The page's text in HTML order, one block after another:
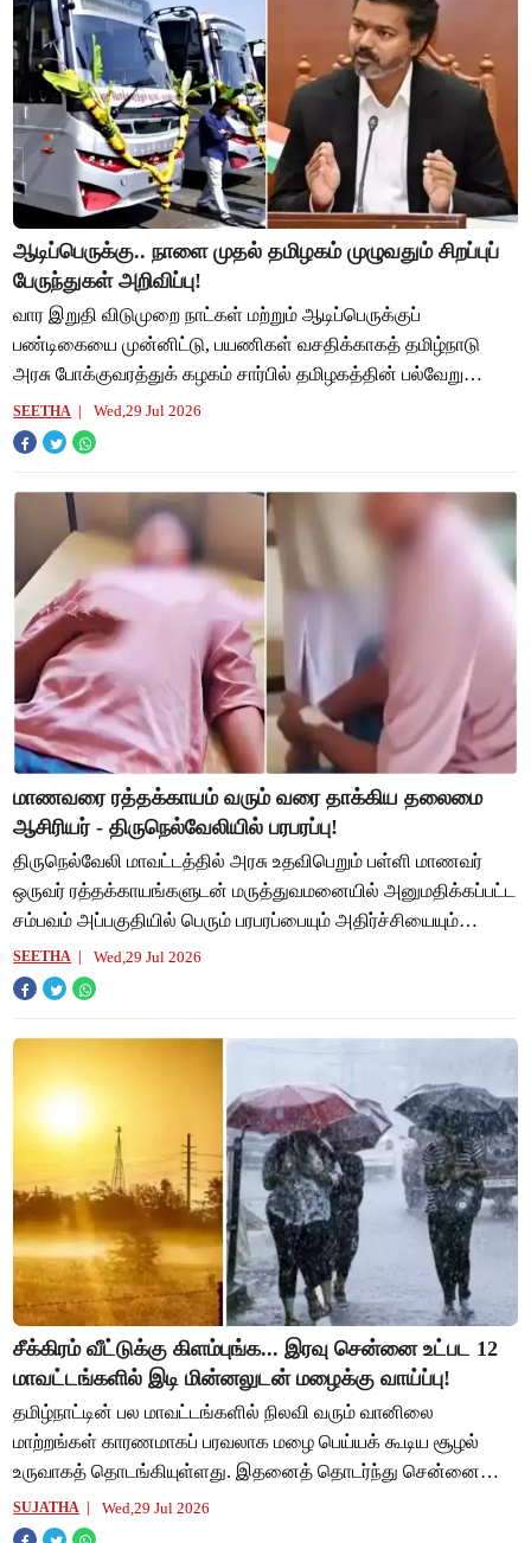
ஆடிப்பெருக்கு.. நாளை முதல் தமிழகம் முழுவதும் சிறப்புப்
பேருந்துகள் அறிவிப்பு!
வார இறுதி விடுமுறை நாட்கள் மற்றும் ஆடிப்பெருக்குப்
பண்டிகையை முன்னிட்டு, பயணிகள் வசதிக்காகத் தமிழ்நாடு
அரசு போக்குவரத்துக் கழகம் சார்பில் தமிழகத்தின் பல்வேறு
நகரங்களிலிருந்தும், சென்னையிலிருந்து பல்வ
SEETHA Wed,29 Jul 2026
மாணவரை ரத்தக்காயம் வரும் வரை தாக்கிய தலைமை
ஆசிரியர் - திருநெல்வேலியில் பரபரப்பு!
திருநெல்வேலி மாவட்டத்தில் அரசு உதவிபெறும் பள்ளி மாணவர்
ஒருவர் ரத்தக்காயங்களுடன் மருத்துவமனையில் அனுமதிக்கப்பட்ட
சம்பவம் அப்பகுதியில் பெரும் பரபரப்பையும் அதிர்ச்சியையும்
ஏற்படுத்தியுள்ளது. திருநெல்வேல
SEETHA Wed,29 Jul 2026
சீக்கிரம் வீட்டுக்கு கிளம்புங்க... இரவு சென்னை உட்பட 12
மாவட்டங்களில் இடி மின்னலுடன் மழைக்கு வாய்ப்பு!
தமிழ்நாட்டின் பல மாவட்டங்களில் நிலவி வரும் வானிலை
மாற்றங்கள் காரணமாகப் பரவலாக மழை பெய்யக் கூடிய சூழல்
உருவாகத் தொடங்கியுள்ளது. இதனைத் தொடர்ந்து சென்னை
வானிலை ஆய்வு மையம் அறிக்கை ஒன்றை வெளியிட்டுள்ளது
SUJATHA Wed,29 Jul 2026